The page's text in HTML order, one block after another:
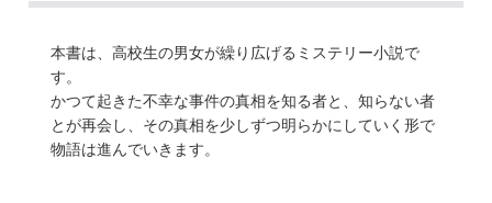
本書は、高校生の男女が繰り広げるミステリー小説で
す。
かつて起きた不幸な事件の真相を知る者と、知らない者
とが再会し、その真相を少しずつ明らかにしていく形で
物語は進んでいきます。